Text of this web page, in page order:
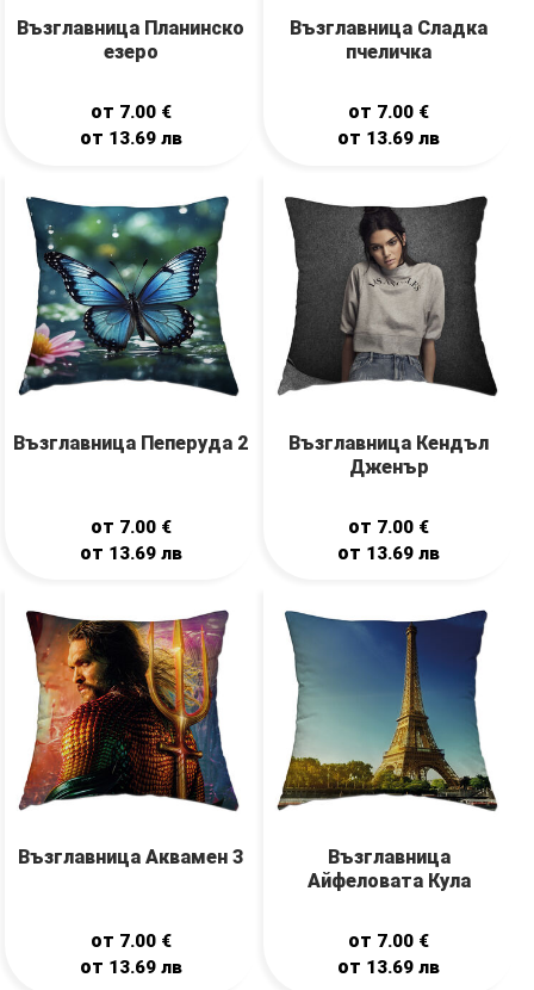
Възглавница Планинско
езеро
от 7.00 €
от 13.69 лв
Възглавница Сладка
пчеличка
от 7.00 €
от 13.69лв
Възглавница Пеперуда 2
от 7.00 €
от 13.69 лв
Възглавница Кендъл
Дженър
от 7.00 €
от 13.69лв
Възглавница Аквамен 3
от 7.00 €
от 13.69 лв
Възглавница
Айфеловата Кула
от 7.00 €
от 13.69лв